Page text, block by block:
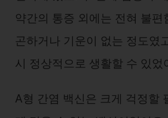
약간의 통증 외에는 전혀 불편
곤하거나 기운이 없는 정도였
시 정상적으로 생활할 수 있었
A형 간염 백신은 크게 걱정할